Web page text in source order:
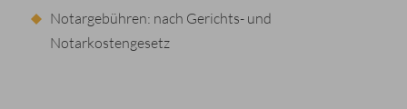
Notargebühren: nach Gerichts- und
Notarkostengesetz